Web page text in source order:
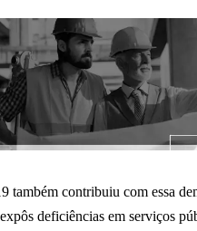
também contribuiu com essa
expôs deficiências em serviços